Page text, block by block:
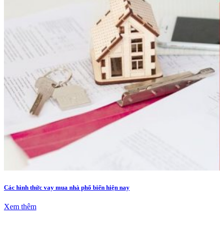
Các hình thức vay mua nhà phổ biến hiện nay
Xem thêm